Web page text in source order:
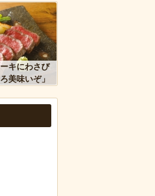
器にかける方針
書道作品が「30代未満には伝わらない
んの意味もなかった件ｗｗｗｗｗｗｗ
嬉しい？
ない
キにわさび
美味いぞ」